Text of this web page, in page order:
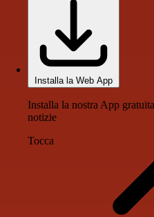
Installa la Web App
Installa la nostra App
notizie
Tocca